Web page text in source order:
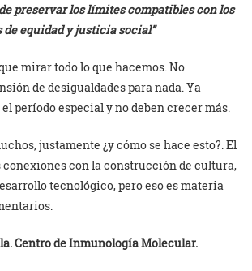
preservar los límites compatibles con los
equidad y justicia social”
mirar todo lo que hacemos. No
de desigualdades para nada. Ya
período especial y no deben crecer más.
justamente ¿y cómo se hace esto?. El
con la construcción de cultura,
tecnológico, pero eso es materia
Centro de Inmunología Molecular.